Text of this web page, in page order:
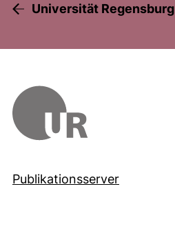
Universität Regensburg
Publikationsserver